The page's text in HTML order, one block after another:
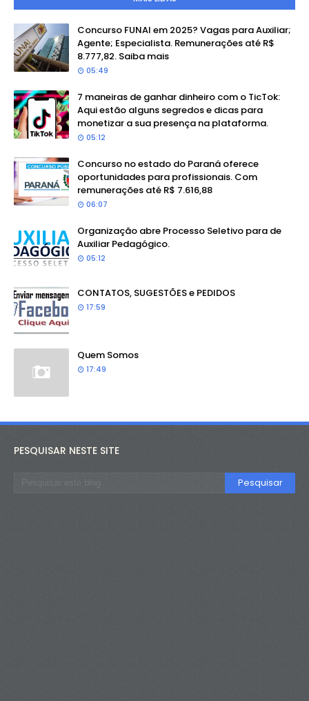
Concurso FUNAI em 2025? Vagas para Auxiliar;
Agente; Especialista. Remunerações até R$
8.777,82. Saiba mais
05:49
7 maneiras de ganhar dinheiro com o TicTok:
Aqui estão alguns segredos e dicas para
monetizar a sua presença na plataforma.
05:12
Concurso no estado do Paraná oferece
oportunidades para profissionais. Com
remunerações até R$ 7.616,88
06:07
Organização abre Processo Seletivo para de
Auxiliar Pedagógico.
05:12
CONTATOS, SUGESTÕES e PEDIDOS
17:59
Quem Somos
17:49
PESQUISAR NESTE SITE